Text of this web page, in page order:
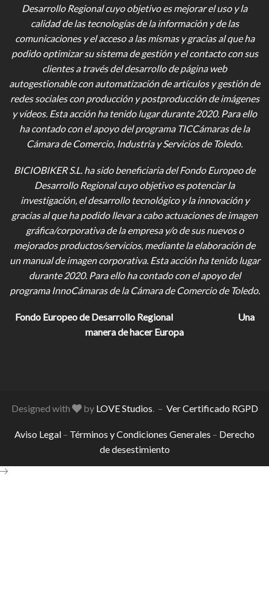
Desarrollo Regional cuyo objetivo es mejorar el uso y la
calidad de las tecnologías de la información y de las
comunicaciones y el acceso a las mismas y gracias al que ha
podido optimizar su sistema de gestión y el contacto con sus
clientes a través del desarrollo de página web
autogestionable con automatización de artículos y gestión de
redes sociales con producción y postproducción de imágenes
y vídeos. Esta acción ha tenido lugar durante 2020. Para ello
ha contado con el apoyo del programa TICCámaras de la
Cámara de Comercio, Industria y Servicios de Toledo.
BICIOBIKER S.L. ha sido beneficiaria del Fondo Europeo de
Desarrollo Regional cuyo objetivo es potenciar la
investigación, el desarrollo tecnológico y la innovación y
gracias al que ha podido llevar a cabo actuaciones de imagen
gráfica/corporativa de la empresa y/o de sus nuevos o
mejorados productos/servicios, mediante la elaboración de
un manual de imagen corporativa. Esta acción ha tenido lugar
durante 2020. Para ello ha contado con el apoyo del
programa InnoCámaras de la Cámara de Comercio de Toledo.
Fondo Europeo de Desarrollo Regional
Una
manera de hacer Europa
Designed with by LOVE Studios. – Ver Certificado RGPD
Aviso Legal – Términos y Condiciones Generales – Derecho
de desestimiento